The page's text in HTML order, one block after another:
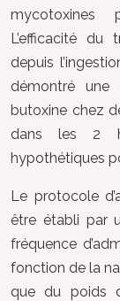
mycotoxines
L’efficacité du
depuis
démontré
butoxine chez
dans les 2
hypothétiques
Le protocole
être établi par
fréquence
fonction de la
que du poids